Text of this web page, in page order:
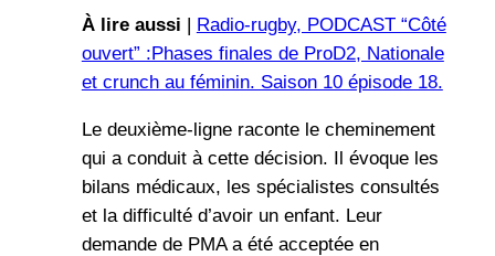
À lire aussi | Radio-rugby, PODCAST “Côté
ouvert” :Phases finales de ProD2, Nationale
et crunch au féminin. Saison 10 épisode 18.
Le deuxième-ligne raconte le cheminement
qui a conduit à cette décision. Il évoque les
bilans médicaux, les spécialistes consultés
et la difficulté d’avoir un enfant. Leur
demande de PMA a été acceptée en